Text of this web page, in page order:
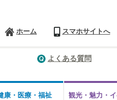
ホーム スマホサイトへ
よくある質問
康・医療・ 福祉 観光・魅力・